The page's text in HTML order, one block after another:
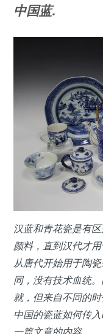
中国蓝.
汉蓝和青花瓷是有
颜料，直到汉代才
从唐代开始用于陶
同，没有技术血统
就，但来自不同的时
中国的瓷蓝如何传